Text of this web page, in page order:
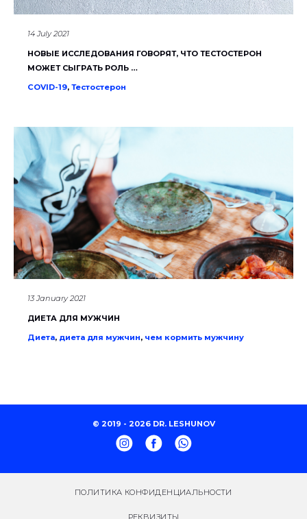
14 July 2021
НОВЫЕ ИССЛЕДОВАНИЯ ГОВОРЯТ, ЧТО ТЕСТОСТЕРОН
МОЖЕТ СЫГРАТЬ РОЛЬ …
COVID-19, Тестостерон
13 January 2021
ДИЕТА ДЛЯ МУЖЧИН
Диета, диета для мужчин, чем кормить мужчину
© 2019 - 2026 DR. LESHUNOV
ПОЛИТИКА КОНФИДЕНЦИАЛЬНОСТИ
РЕКВИЗИТЫ